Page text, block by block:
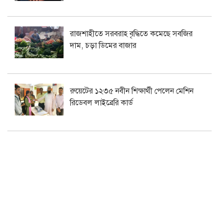
রাজশাহীতে সরবরাহ বৃদ্ধিতে কমেছে সবজির
দাম, চড়া ডিমের বাজার
রুয়েটের ১২৩৫ নবীন শিক্ষার্থী পেলেন মেশিন
রিডেবল লাইব্রেরি কার্ড